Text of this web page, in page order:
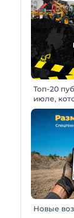
Топ-20
июле,
Новые